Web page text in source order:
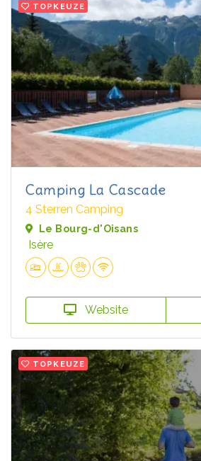
TOPKEUZE
Camping La Cascade
4 Sterren Camping
Le Bourg-d'Oisans
Isère
Website
TOPKEUZE